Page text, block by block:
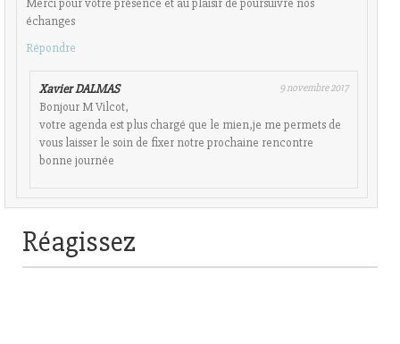
échanges
Répondre
Xavier DALMAS 9 novembre 2017
Bonjour M Vilcot,
votre agenda est plus chargé que le mien,je me permets de
vous laisser le soin de fixer notre prochaine rencontre
bonne journée
Réagissez